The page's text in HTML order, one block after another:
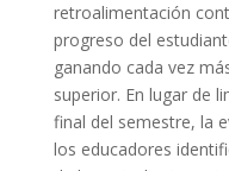
retroalimentación
progreso del
ganando cada vez
superior. En lugar de
final del semestre, la
los educadores